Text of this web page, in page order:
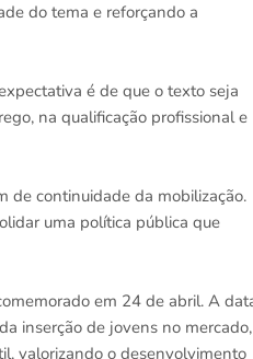
do tema e reforçando a
é de que o texto seja
na qualificação profissional e
de continuidade da mobilização.
uma política pública que
em 24 de abril. A
inserção de jovens no mercado,
valorizando o desenvolvimento